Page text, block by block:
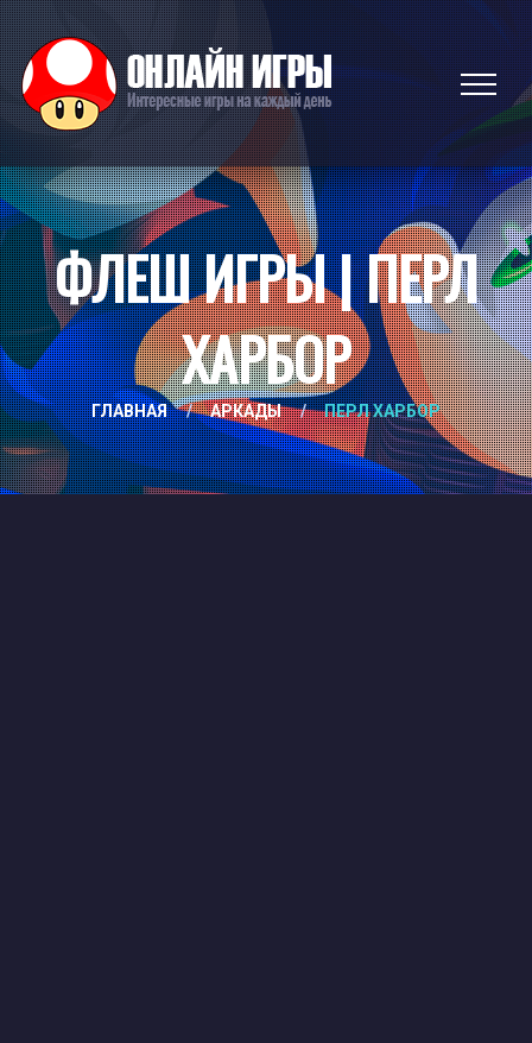
ФЛЕШ ИГРЫ | ПЕРЛ
ХАРБОР
ГЛАВНАЯ / АРКАДЫ / ПЕРЛ ХАРБОР